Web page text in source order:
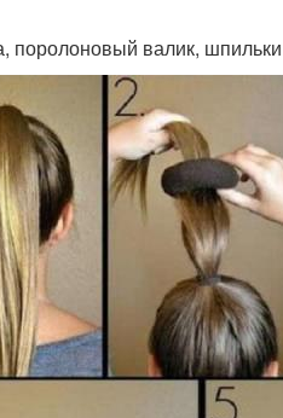
поролоновый валик,